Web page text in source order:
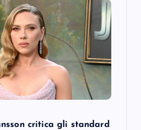
critica gli standard